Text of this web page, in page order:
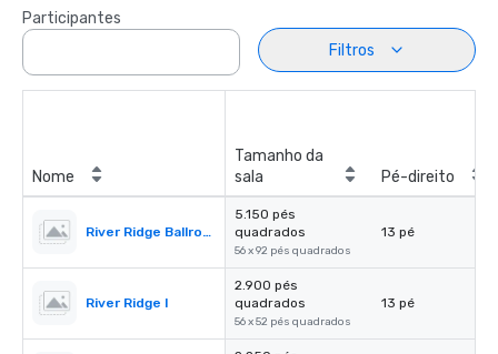
Participantes
Filtros
Nome
Tamanho da
sala
Pé-direito
River Ridge Ballroom
5.150 pés
quadrados
56 x 92 pés quadrados
13 pé
River Ridge I
2.900 pés
quadrados
56 x 52 pés quadrados
13 pé